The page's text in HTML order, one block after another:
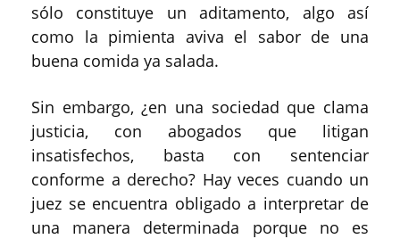
sólo constituye un aditamento, algo así
como la pimienta aviva el sabor de una
buena comida ya salada.
Sin embargo, ¿en una sociedad que clama
justicia, con abogados que litigan
insatisfechos, basta con sentenciar
conforme a derecho? Hay veces cuando un
juez se encuentra obligado a interpretar de
una manera determinada porque no es